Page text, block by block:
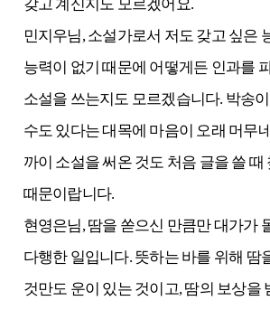
갖고 계신지도 모르겠어요.
민지우님, 소설가로서 저도 갖고 싶은
능력이 없기 때문에 어떻게든 인과를
소설을 쓰는지도 모르겠습니다. 박송
수도 있다는 대목에 마음이 오래 머무
까이 소설을 써온 것도 처음 글을 쓸
때문이랍니다.
현영은님, 땀을 쏟으신 만큼만 대가가
다행한 일입니다. 뜻하는 바를 위해 땀
것만도 운이 있는 것이고, 땀의 보상을